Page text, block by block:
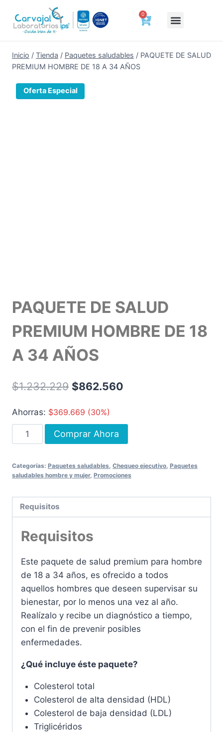
0
Inicio / Tienda / Paquetes saludables / PAQUETE DE SALUD
PREMIUM HOMBRE DE 18 A 34 AÑOS
Oferta Especial
PAQUETE DE SALUD
PREMIUM HOMBRE DE 18
A 34 AÑOS
$1.232.229 $862.560
Ahorras: $369.669 (30%)
Comprar Ahora
Categorías: Paquetes saludables Chequeo ejecutivo Paquetes
saludables hombre y mujer, Promociones
Requisitos
Requisitos
Este paquete de salud premium para hombre
de 18 a 34 años, es ofrecido a todos
aquellos hombres que deseen supervisar su
bienestar, por lo menos una vez al año.
Realízalo y recibe un diagnóstico a tiempo,
con el fin de prevenir posibles
enfermedades.
¿Qué incluye éste paquete?
Colesterol total
Colesterol de alta densidad (HDL)
Colesterol de baja densidad (LDL)
Triglicéridos